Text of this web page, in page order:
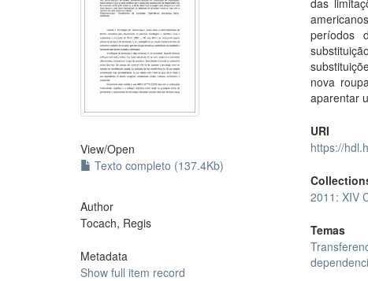
View/Open
Texto completo (137.4Kb)
Author
Tocach, Regis
Metadata
Show full item record
das
períodos
nova
aparentar
URI
https://
2011: XIV
Temas